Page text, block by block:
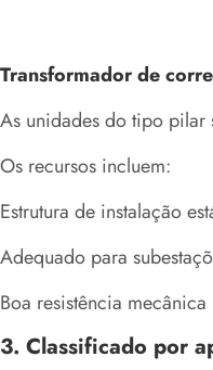
Transformador de
As unidades do tipo pilar
Os recursos incluem:
Estrutura de instalação
Adequado para
Boa resistência mecânica
3. Classificado por